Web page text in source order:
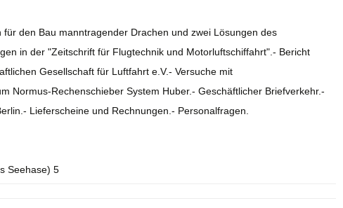
den Bau manntragender Drachen und zwei Lösungen des
in der "Zeitschrift für Flugtechnik und Motorluftschiffahrt".- Bericht
Gesellschaft für Luftfahrt e.V.- Versuche mit
Normus-Rechenschieber System Huber.- Geschäftlicher Briefverkehr.-
Lieferscheine und Rechnungen.- Personalfragen.
Seehase) 5